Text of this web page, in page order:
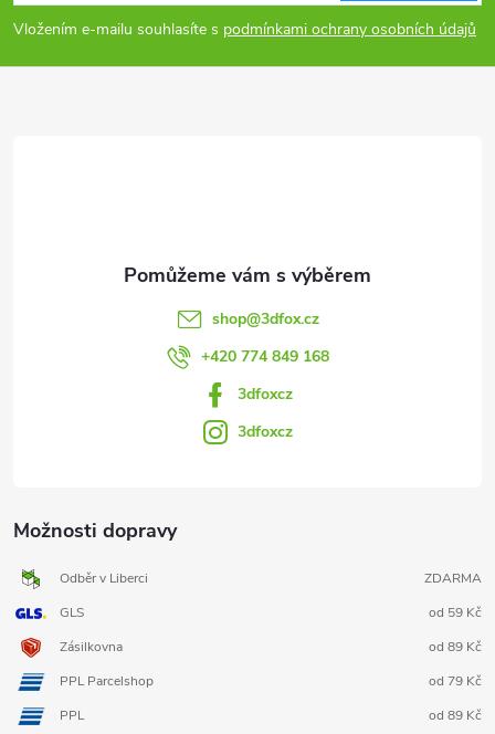
p
a
Vložením e-mailu souhlasíte s podmínkami ochrany osobních údajů
Možnosti dopravy
Odběr v Liberci
ZDARMA
GLS
od 59 Kč
Zásilkovna
od 89 Kč
PPL Parcelshop
od 79 Kč
PPL
od 89 Kč
shop@3dfox.cz
+420 774 849 168
3dfoxcz
3dfoxcz